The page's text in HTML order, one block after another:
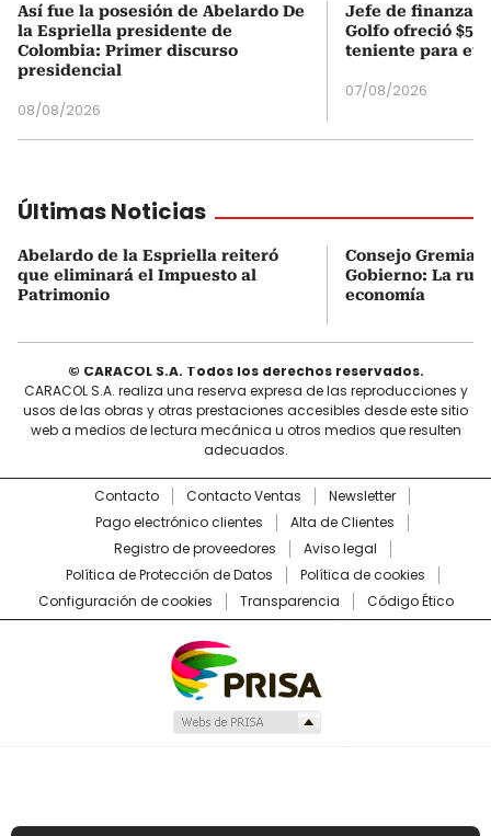
Así fue la posesión de Abelardo De
la Espriella presidente de
Colombia: Primer discurso
presidencial
08/08/2026
Jefe de finanzas
Golfo ofreció
teniente para
07/08/2026
Últimas Noticias
Abelardo de la Espriella reiteró
que eliminará el Impuesto al
Patrimonio
Consejo Gremial
Gobierno: La
economía
© CARACOL S.A. Todos los derechos reservados.
CARACOL S.A. realiza una reserva expresa de las reproducciones y
usos de las obras y otras prestaciones accesibles desde este sitio
web a medios de lectura mecánica u otros medios que resulten
adecuados.
Contacto Contacto Ventas
Newsletter
Pago electrónico clientes
Alta de Clientes
Registro de proveedores
Aviso legal
Política de Protección de Datos
Política de cookies
Configuración de cookies
Transparencia Código Ético